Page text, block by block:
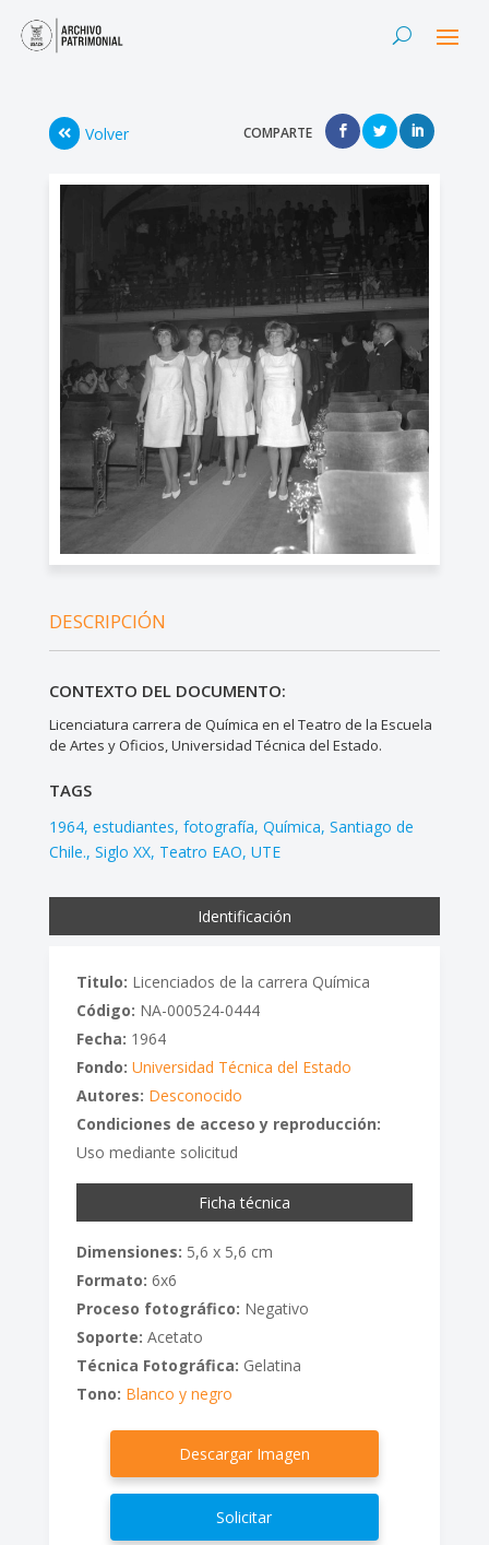
Volver COMPARTE
DESCRIPCIÓN
CONTEXTO DEL DOCUMENTO:
Licenciatura carrera de Química en el Teatro de la Escuela
de Artes y Oficios, Universidad Técnica del Estado.
TAGS
1964 estudiantes fotografía Química Santiago de
Chile. Siglo XX Teatro EAO UTE
Identificación
Titulo: Licenciados de la carrera Química
Código: NA-000524-0444
Fecha: 1964
Fondo: Universidad Técnica del Estado
Autores: Desconocido
Condiciones de acceso y reproducción:
Uso mediante solicitud
Ficha técnica
Dimensiones: 5,6 x 5,6 cm
Formato: 6x6
Proceso fotográfico: Negativo
Soporte: Acetato
Técnica Fotográfica: Gelatina
Tono: Blanco y negro
Descargar Imagen
Solicitar